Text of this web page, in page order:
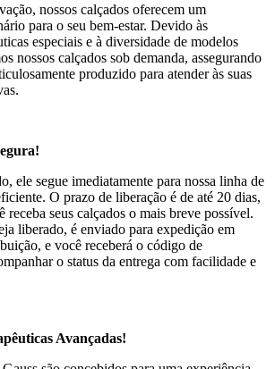
nossos calçados oferecem um
para o seu bem-estar. Devido às
especiais e à diversidade de modelos
nossos calçados sob demanda, assegurando
produzido para atender às suas
ele segue imediatamente para nossa linha de
O prazo de liberação é de até 20 dias,
receba seus calçados o mais breve possível.
liberado, é enviado para expedição em
e você receberá o código de
o status da entrega com facilidade e
Avançadas!